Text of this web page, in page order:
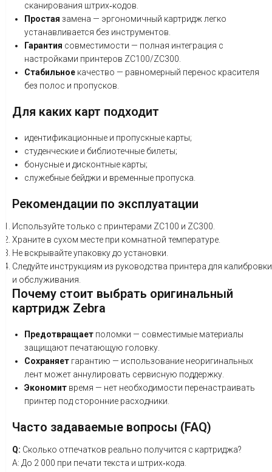
сканирования штрих‑кодов.
Простая замена — эргономичный картридж легко
устанавливается без инструментов.
Гарантия совместимости — полная интеграция с
настройками принтеров ZC100/ZC300.
Стабильное качество — равномерный перенос красителя
без полос и пропусков.
Для каких карт подходит
идентификационные и пропускные карты;
студенческие и библиотечные билеты;
бонусные и дисконтные карты;
служебные бейджи и временные пропуска.
Рекомендации по эксплуатации
Используйтетолько с принтерами ZC100 и ZC300.
Храните в сухом месте при комнатной температуре.
Не вскрывайтеупаковку до установки.
Следуйте инструкциям из руководства принтера для калибровки
и обслуживания.
Почему стоит выбрать оригинальный
картридж Zebra
Предотвращает поломки — совместимые материалы
защищают печатающую головку.
Сохраняет гарантию — использование неоригинальных
лент может аннулировать сервисную поддержку.
Экономит время — нет необходимости перенастраивать
принтер под сторонние расходники.
Часто задаваемые вопросы (FAQ)
Q: Сколько отпечатков реально получится с картриджа?
A: До 2 000 при печати текста и штрих‑кода